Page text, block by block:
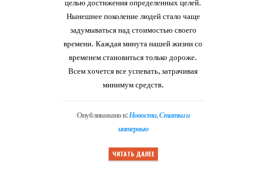
целью достижения определенных целей.
Нынешнее поколение людей стало чаще
задумываться над стоимостью своего
времени. Каждая минута нашей жизни со
временем становиться только дороже.
Всем хочется все успевать, затрачивая
минимум средств.
Опубликовано в:Новости,Статьи и
интервью
ЧИТАТЬ ДАЛЕЕ